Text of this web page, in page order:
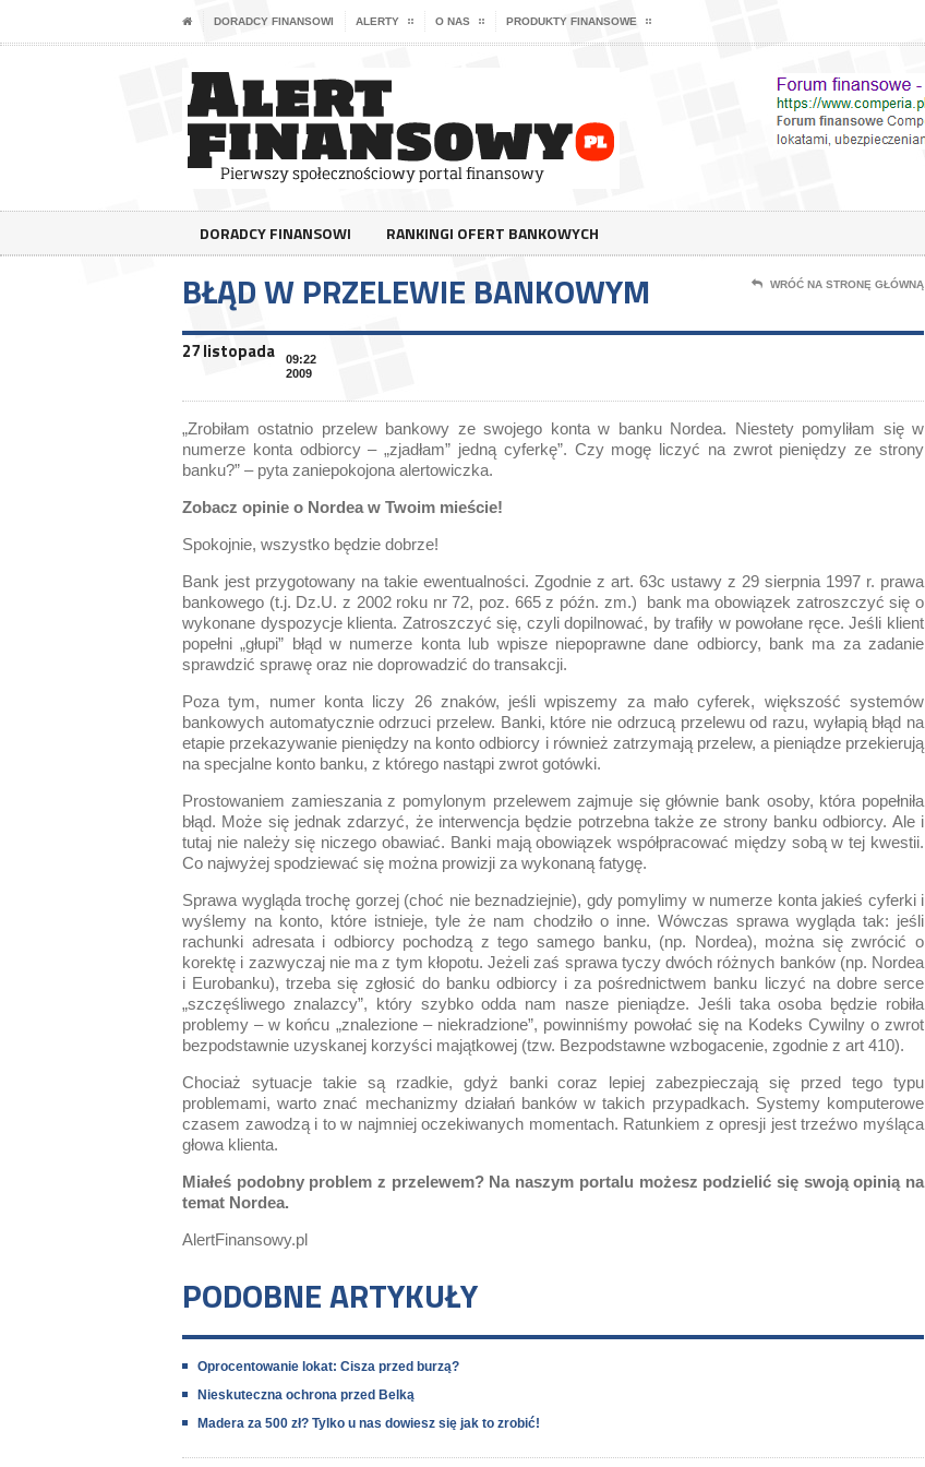
DORADCY FINANSOWI ALERTY O NAS PRODUKTY FINANSOWE
DORADCY FINANSOWI RANKINGI OFERT BANKOWYCH
BŁĄD W PRZELEWIE BANKOWYM WRÓĆ NA STRONĘ GŁÓWNĄ
27 listopada
09:22
2009
„Zrobiłam ostatnio przelew bankowy ze swojego konta w banku Nordea. Niestety pomyliłam się w
numerze konta odbiorcy – „zjadłam” jedną cyferkę”. Czy mogę liczyć na zwrot pieniędzy ze strony
banku?” – pyta zaniepokojona alertowiczka.
Zobacz opinie o Nordea w Twoim mieście!
Spokojnie, wszystko będzie dobrze!
Bank jest przygotowany na takie ewentualności. Zgodnie z art. 63c ustawy z 29 sierpnia 1997 r. prawa
bankowego (t.j. Dz.U. z 2002 roku nr 72, poz. 665 z późn. zm.) bank ma obowiązek zatroszczyć się o
wykonane dyspozycje klienta. Zatroszczyć się, czyli dopilnować, by trafiły w powołane ręce. Jeśli klient
popełni „głupi” błąd w numerze konta lub wpisze niepoprawne dane odbiorcy, bank ma za zadanie
sprawdzić sprawę oraz nie doprowadzić do transakcji.
Poza tym, numer konta liczy 26 znaków, jeśli wpiszemy za mało cyferek, większość systemów
bankowych automatycznie odrzuci przelew. Banki, które nie odrzucą przelewu od razu, wyłapią błąd na
etapie przekazywanie pieniędzy na konto odbiorcy i również zatrzymają przelew, a pieniądze przekierują
na specjalne konto banku, z którego nastąpi zwrot gotówki.
Prostowaniem zamieszania z pomylonym przelewem zajmuje się głównie bank osoby, która popełniła
błąd. Może się jednak zdarzyć, że interwencja będzie potrzebna także ze strony banku odbiorcy. Ale i
tutaj nie należy się niczego obawiać. Banki mają obowiązek współpracować między sobą w tej kwestii.
Co najwyżej spodziewać się można prowizji za wykonaną fatygę.
Sprawa wygląda trochę gorzej (choć nie beznadziejnie), gdy pomylimy w numerze konta jakieś cyferki i
wyślemy na konto, które istnieje, tyle że nam chodziło o inne. Wówczas sprawa wygląda tak: jeśli
rachunki adresata i odbiorcy pochodzą z tego samego banku, (np. Nordea), można się zwrócić o
korektę i zazwyczaj nie ma z tym kłopotu. Jeżeli zaś sprawa tyczy dwóch różnych banków (np. Nordea
i Eurobanku), trzeba się zgłosić do banku odbiorcy i za pośrednictwem banku liczyć na dobre serce
„szczęśliwego znalazcy”, który szybko odda nam nasze pieniądze. Jeśli taka osoba będzie robiła
problemy – w końcu „znalezione – niekradzione”, powinniśmy powołać się na Kodeks Cywilny o zwrot
bezpodstawnie uzyskanej korzyści majątkowej (tzw. Bezpodstawne wzbogacenie, zgodnie z art 410).
Chociaż sytuacje takie są rzadkie, gdyż banki coraz lepiej zabezpieczają się przed tego typu
problemami, warto znać mechanizmy działań banków w takich przypadkach. Systemy komputerowe
czasem zawodzą i to w najmniej oczekiwanych momentach. Ratunkiem z opresji jest trzeźwo myśląca
głowa klienta.
Miałeś podobny problem z przelewem? Na naszym portalu możesz podzielić się swoją opinią na
temat Nordea.
AlertFinansowy.pl
PODOBNE ARTYKUŁY
Oprocentowanie lokat: Cisza przed burzą?
Nieskuteczna ochrona przed Belką
Madera za 500 zł? Tylko u nas dowiesz się jak to zrobić!